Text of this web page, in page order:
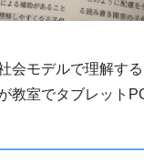
会モデルで理解す
教室でタブレット